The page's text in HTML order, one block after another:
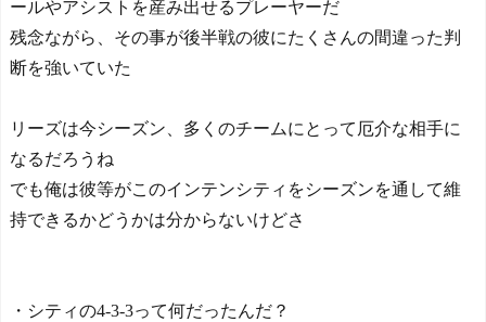
ールやアシストを産み出せるプレーヤーだ
残念ながら、その事が後半戦の彼にたくさんの間違った判
断を強いていた
リーズは今シーズン、多くのチームにとって厄介な相手に
なるだろうね
でも俺は彼等がこのインテンシティをシーズンを通して維
持できるかどうかは分からないけどさ
・シティの4-3-3って何だったんだ？